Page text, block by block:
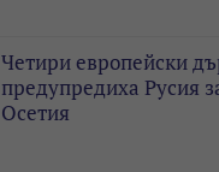
Четири европейски
предупредиха Русия
Осетия